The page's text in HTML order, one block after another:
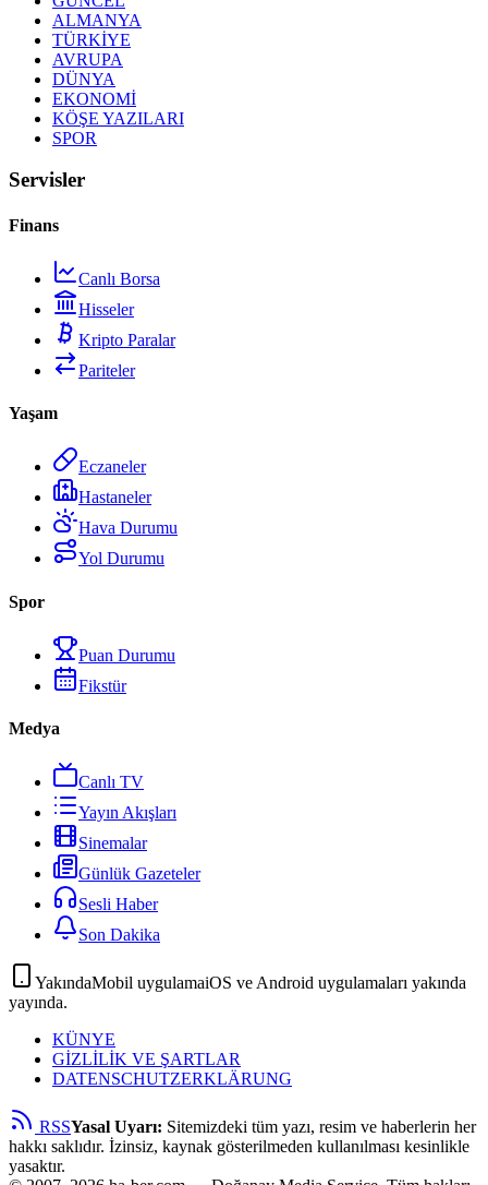
ALMANYA
TÜRKİYE
AVRUPA
DÜNYA
EKONOMİ
KÖŞE YAZILARI
SPOR
Servisler
Finans
Canlı Borsa
Hisseler
Kripto Paralar
Pariteler
Yaşam
Eczaneler
Hastaneler
Hava Durumu
Yol Durumu
Spor
Puan Durumu
Fikstür
Medya
Canlı TV
Yayın Akışları
Sinemalar
Günlük Gazeteler
Sesli Haber
Son Dakika
YakındaMobil uygulamaiOS ve Android uygulamaları yakında
yayında.
KÜNYE
GİZLİLİK VE ŞARTLAR
DATENSCHUTZERKLÄRUNG
RSSYasal Uyarı: Sitemizdeki tüm yazı, resim ve haberlerin her
hakkı saklıdır. İzinsiz, kaynak gösterilmeden kullanılması kesinlikle
yasaktır.